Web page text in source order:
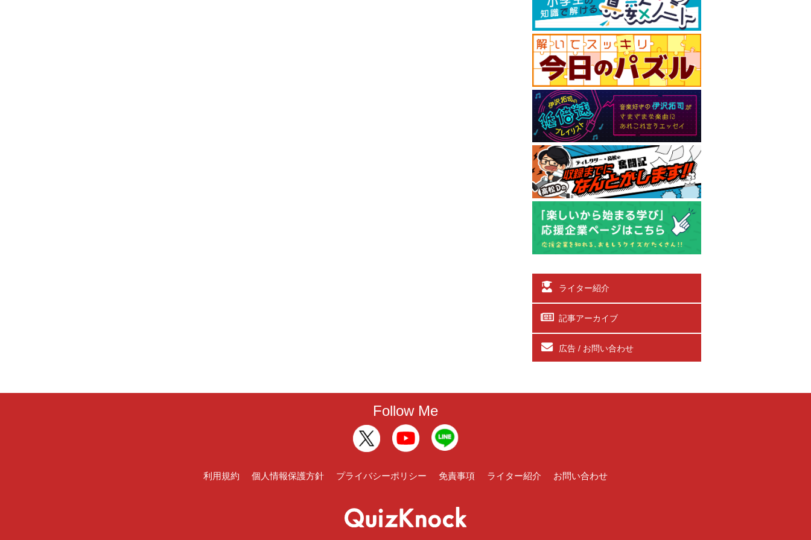
ライター紹介
記事アーカイブ
広告 / お問い合わせ
Follow Me
利用規約 個人情報保護方針 プライバシーポリシー 免責事項 ライター紹介 お問い合わせ